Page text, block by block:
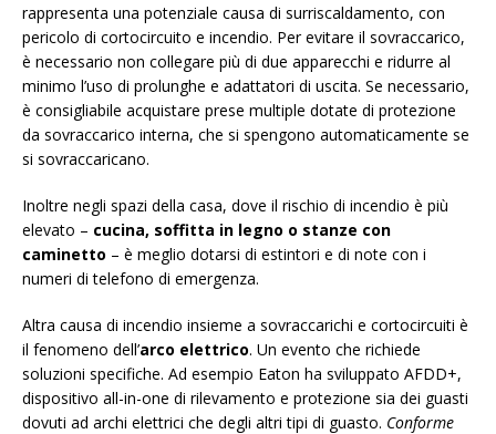
rappresenta una potenziale causa di surriscaldamento, con
pericolo di cortocircuito e incendio. Per evitare il sovraccarico,
è necessario non collegare più di due apparecchi e ridurre al
minimo l’uso di prolunghe e adattatori di uscita. Se necessario,
è consigliabile acquistare prese multiple dotate di protezione
da sovraccarico interna, che si spengono automaticamente se
si sovraccaricano.
Inoltre negli spazi della casa, dove il rischio di incendio è più
elevato – cucina, soffitta in legno o stanze con
caminetto – è meglio dotarsi di estintori e di note con i
numeri di telefono di emergenza.
Altra causa di incendio insieme a sovraccarichi e cortocircuiti è
il fenomeno dell’arco elettrico. Un evento che richiede
soluzioni specifiche. Ad esempio Eaton ha sviluppato AFDD+,
dispositivo all-in-one di rilevamento e protezione sia dei guasti
dovuti ad archi elettrici che degli altri tipi di guasto. Conforme